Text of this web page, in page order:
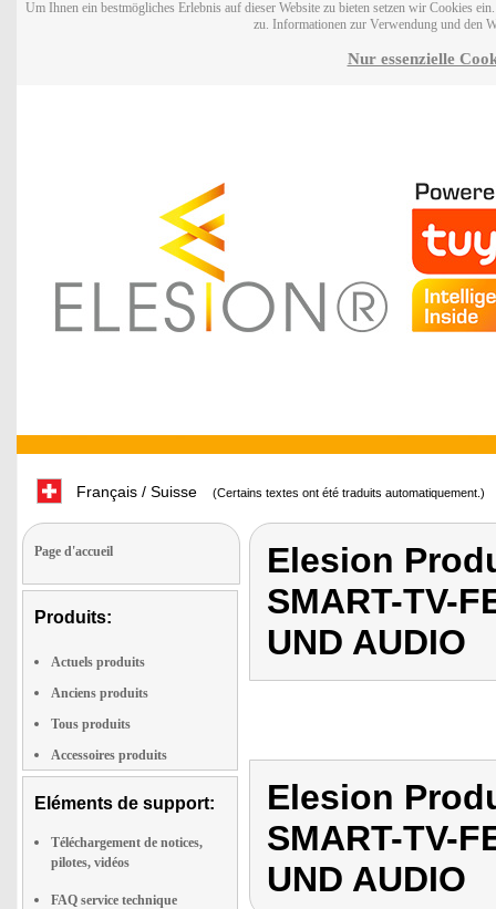
Um Ihnen ein bestmögliches Erlebnis auf dieser Website zu bieten setzen wir Cookies
zu. Informationen zur Verwendung und den
Nur essenzielle
Français / Suisse (Certains textes ont été traduits automatiquement.)
Page d'accueil
Produits:
Actuels produits
Anciens produits
Tous produits
Accessoires produits
Eléments de support:
Téléchargement de notices,
pilotes, vidéos
FAQ service technique
Elesion
SMART-TV-
UND AUDIO
Elesion
SMART-TV-
UND AUDIO